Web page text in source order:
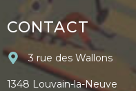
CONTACT
3 rue des Wallons
1348 Louvain-la-Neuve